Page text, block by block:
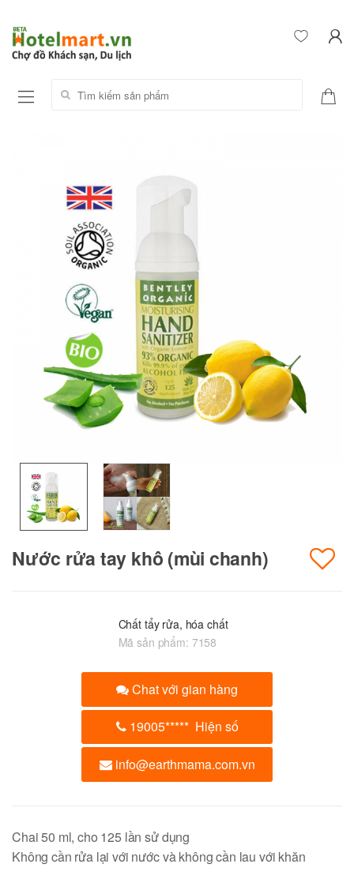
Tìm kiếm sản phẩm:
Nước rửa tay khô (mùi chanh)
Chất tẩy rửa, hóa chất
Mã sản phẩm: 7158
Chat với gian hàng
19005***** Hiện số
info@earthmama.com.vn
Chai 50 ml, cho 125 lần sử dụng
Không cần rửa lại với nước và không cần lau với khăn